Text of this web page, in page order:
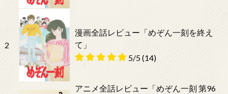
2
漫画全話レビュー「めぞん一刻を終え
て」
5/5(14)
アニメ全話レビュー「めぞん一刻 第96